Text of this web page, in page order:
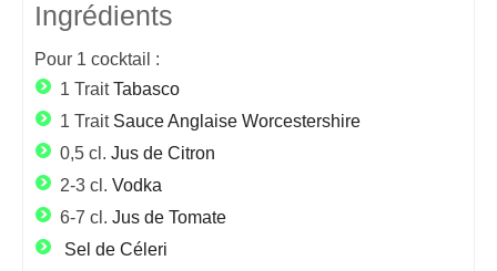
Ingrédients
Pour 1 cocktail :
1 Trait Tabasco
1 Trait Sauce Anglaise Worcestershire
0,5 cl. Jus de Citron
2-3 cl. Vodka
6-7 cl. Jus de Tomate
Sel de Céleri